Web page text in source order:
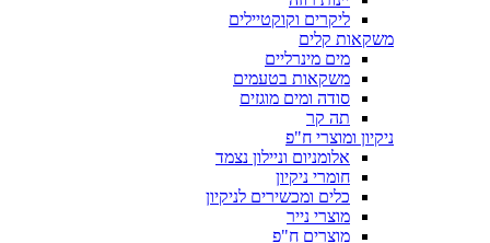
ליקרים וקוקטיילים
משקאות קלים
מים מינרליים
משקאות בטעמים
סודה ומים מוגזים
תה קר
ניקיון ומוצרי ח"פ
אלומניום וניילון נצמד
חומרי ניקיון
כלים ומכשירים לניקיון
מוצרי נייר
מוצרים ח"פ